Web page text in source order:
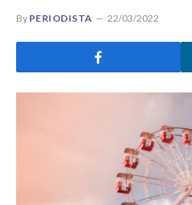
By PERIODISTA 22/03/2022